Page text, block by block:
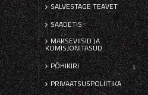
SALVESTAGE TEAVET
SAADETIS
MAKSEVIISID JA
KOMISJONITASUD
PÕHIKIRI
PRIVAATSUSPOLIITIKA